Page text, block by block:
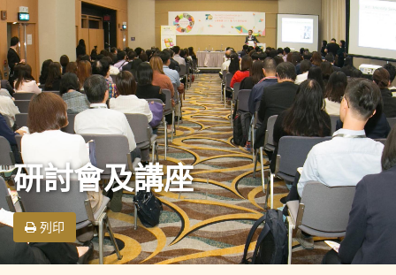
研討會及講座
列印